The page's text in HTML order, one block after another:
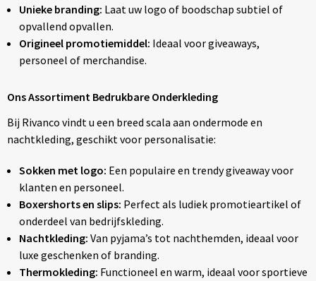
Unieke branding: Laat uw logo of boodschap subtiel of
opvallend opvallen.
Origineel promotiemiddel: Ideaal voor giveaways,
personeel of merchandise.
Ons Assortiment Bedrukbare Onderkleding
Bij Rivanco vindt u een breed scala aan ondermode en
nachtkleding, geschikt voor personalisatie:
Sokken met logo: Een populaire en trendy giveaway voor
klanten en personeel.
Boxershorts en slips: Perfect als ludiek promotieartikel of
onderdeel van bedrijfskleding.
Nachtkleding: Van pyjama’s tot nachthemden, ideaal voor
luxe geschenken of branding.
Thermokleding: Functioneel en warm, ideaal voor sportieve